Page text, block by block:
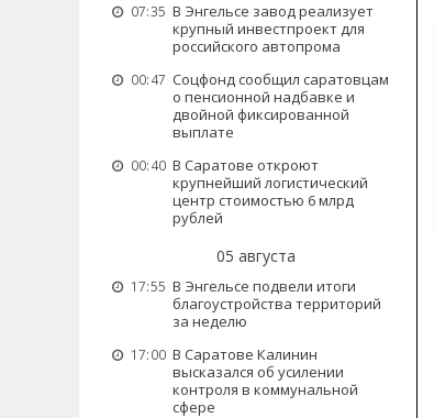
07:35 В Энгельсе завод реализует
крупный инвестпроект для
российского автопрома
00:47 Соцфонд сообщил саратовцам
о пенсионной надбавке и
двойной фиксированной
выплате
00:40 В Саратове откроют
крупнейший логистический
центр стоимостью 6 млрд
рублей
05 августа
17:55 В Энгельсе подвели итоги
благоустройства территорий
за неделю
17:00 В Саратове Калинин
высказался об усилении
контроля в коммунальной
сфере